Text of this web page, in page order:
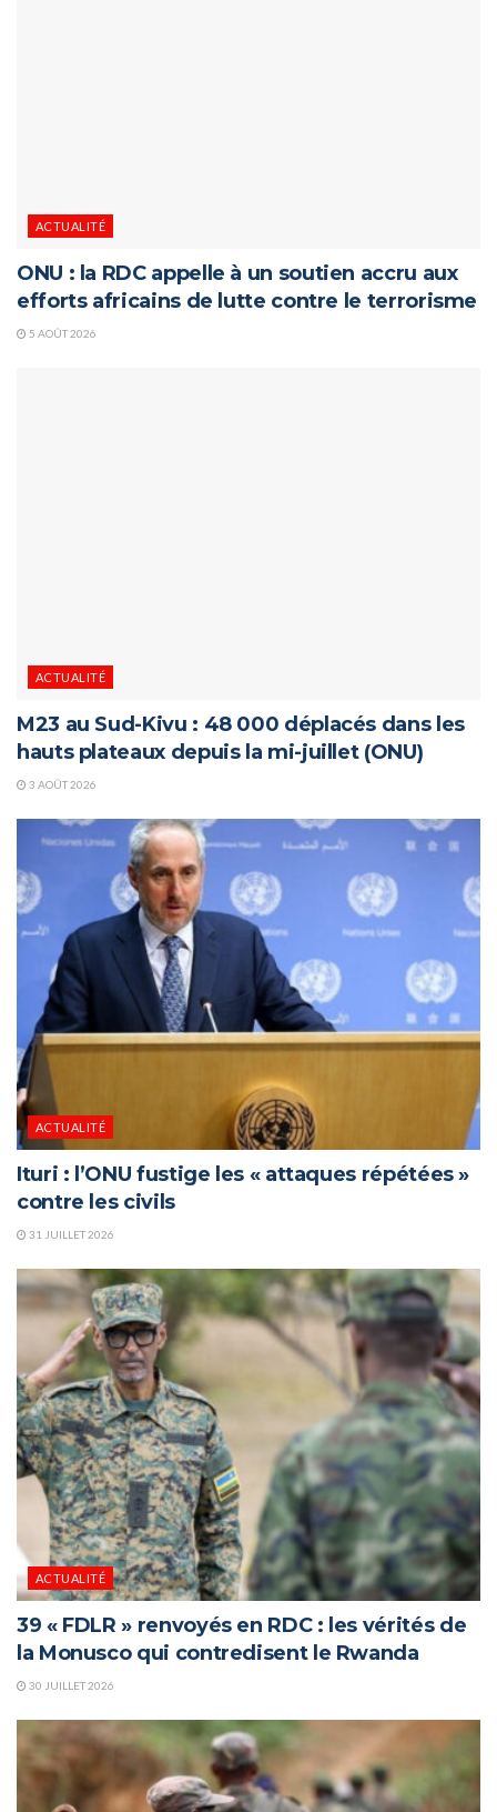
ACTUALITÉ
ONU : la RDC appelle à un soutien accru aux
efforts africains de lutte contre le terrorisme
5 AOÛT 2026
ACTUALITÉ
M23 au Sud-Kivu : 48 000 déplacés dans les
hauts plateaux depuis la mi-juillet (ONU)
3 AOÛT 2026
ACTUALITÉ
Ituri : l’ONU fustige les « attaques répétées »
contre les civils
31 JUILLET 2026
ACTUALITÉ
39 « FDLR » renvoyés en RDC : les vérités de
la Monusco qui contredisent le Rwanda
30 JUILLET 2026